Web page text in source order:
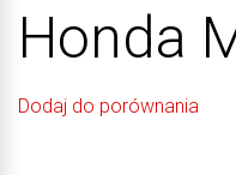
Honda
Dodaj do porównania